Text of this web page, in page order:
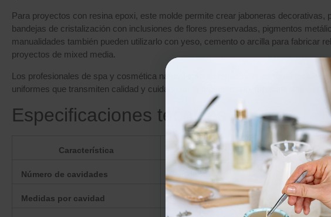
Para proyectos con resina epoxi, este molde permite crear jaboneras decorativas,
bandejas de cristalización con inclusiones de flores preservadas, pigmentos
manualidades también pueden utilizarlo con yeso, cemento o arcilla para fabricar
proyectos de mixed media.
Los profesionales de spa y cosmética natural valoran especialmente este molde
uniformes que transmiten calidad y cuidado en la presentación, fundamentales
Especificaciones técnicas
Característica
Número de cavidades 6 unidades
Medidas por cavidad 6,9 × 5,7 × 2,5 cm (alto)